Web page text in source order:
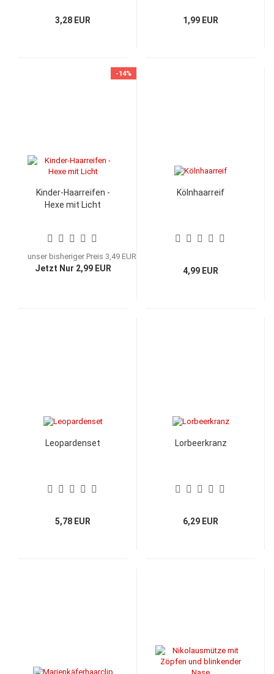
3,28 EUR 1,99 EUR
-14%
Kinder-Haarreifen -
Hexe mit Licht
unser bisheriger Preis 3,49 EUR
Jetzt Nur 2,99 EUR
Kölnhaarreif
4,99 EUR
Leopardenset
5,78 EUR
Lorbeerkranz
6,29 EUR